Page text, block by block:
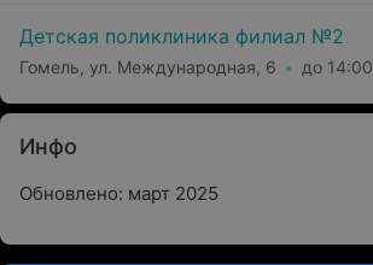
Детская поликлиника филиал №2
Гомель, ул. Международная, 6 до 14:00
Инфо
Обновлено: март 2025